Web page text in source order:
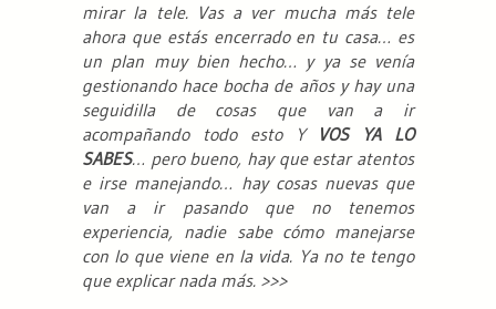
mirar la tele. Vas a ver mucha más tele
ahora que estás encerrado en tu casa… es
un plan muy bien hecho… y ya se venía
gestionando hace bocha de años y hay una
seguidilla de cosas que van a ir
acompañando todo esto Y VOS YA LO
SABES… pero bueno, hay que estar atentos
e irse manejando… hay cosas nuevas que
van a ir pasando que no tenemos
experiencia, nadie sabe cómo manejarse
con lo que viene en la vida. Ya no te tengo
que explicar nada más. >>>